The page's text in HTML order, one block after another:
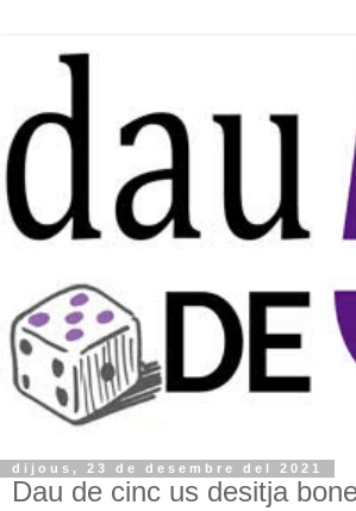
dijous, 23 de desembre del 2021
Dau de cinc us desitja